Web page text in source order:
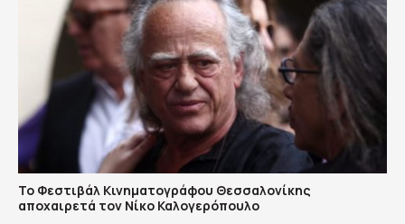
Το Φεστιβάλ Κινηματογράφου Θεσσαλονίκης
αποχαιρετά τον Νίκο Καλογερόπουλο